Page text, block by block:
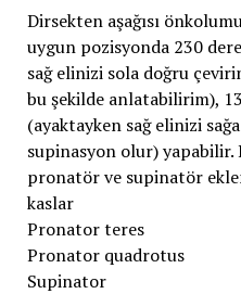
Dirsekten aşağısı
uygun pozisyonda 230
sağ elinizi sola doğru
bu şekilde anlatabilirim),
(ayaktayken sağ elinizi
supinasyon olur)
pronatör ve supinatör
kaslar
Pronator teres
Pronator quadrotus
Supinator